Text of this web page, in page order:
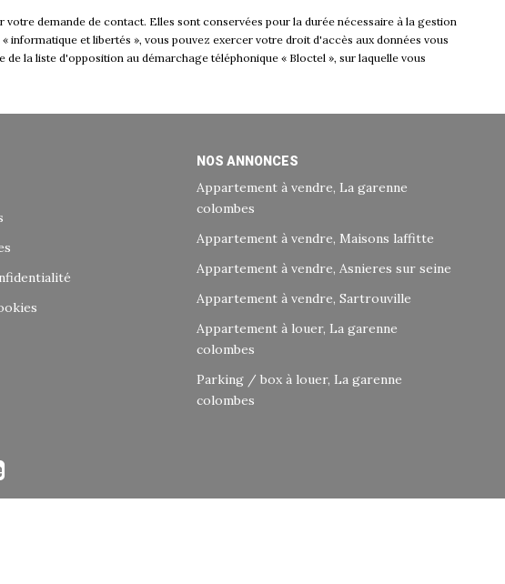
demande de contact. Elles sont conservées pour la durée nécessaire à la gestion
et libertés », vous pouvez exercer votre droit d'accès aux données vous
la liste d'opposition au démarchage téléphonique « Bloctel », sur laquelle vous
NOS ANNONCES
Appartement à vendre, La garenne
colombes
Appartement à vendre, Maisons laffitte
Appartement à vendre, Asnieres sur seine
Appartement à vendre, Sartrouville
Appartement à louer, La garenne
colombes
Parking / box à louer, La garenne
colombes